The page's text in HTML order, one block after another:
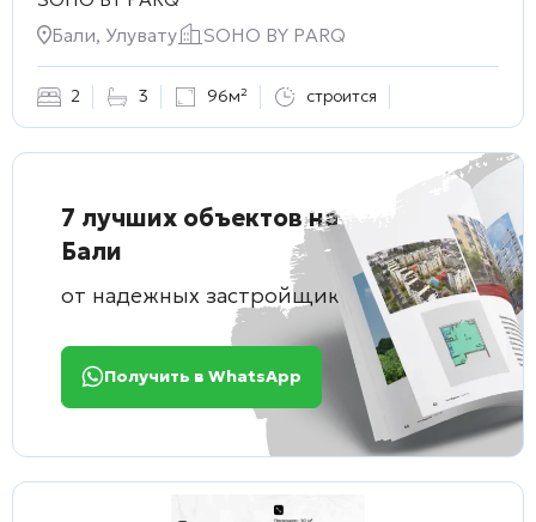
Бали, Улувату
SOHO BY PARQ
2 3 96м² строится
7 лучших объектов на
Бали
от надежных застройщиков
Получить в WhatsApp